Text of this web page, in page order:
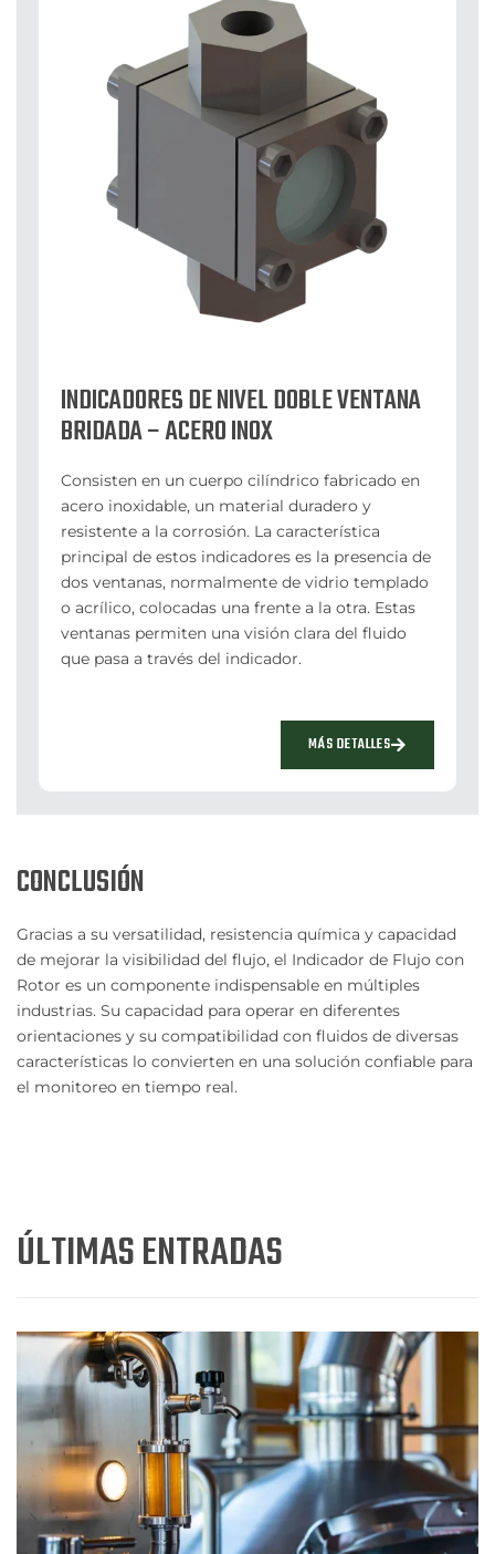
INDICADORES DE NIVEL DOBLE VENTANA
BRIDADA – ACERO INOX
Consisten en un cuerpo cilíndrico fabricado en
acero inoxidable, un material duradero y
resistente a la corrosión. La característica
principal de estos indicadores es la presencia de
dos ventanas, normalmente de vidrio templado
o acrílico, colocadas una frente a la otra. Estas
ventanas permiten una visión clara del fluido
que pasa a través del indicador.
MÁS DETALLES
CONCLUSIÓN
Gracias a su versatilidad, resistencia química y capacidad
de mejorar la visibilidad del flujo, el Indicador de Flujo con
Rotor es un componente indispensable en múltiples
industrias. Su capacidad para operar en diferentes
orientaciones y su compatibilidad con fluidos de diversas
características lo convierten en una solución confiable para
el monitoreo en tiempo real.
ÚLTIMAS ENTRADAS